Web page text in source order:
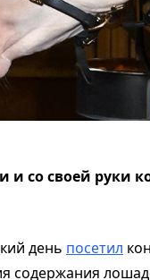
со своей руки
день посетил
содержания